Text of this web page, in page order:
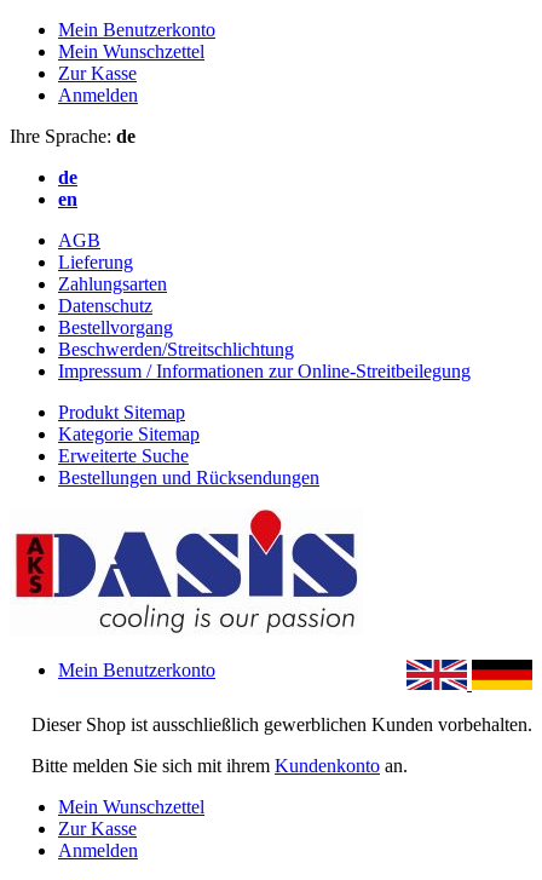
Mein Benutzerkonto
Mein Wunschzettel
Zur Kasse
Anmelden
Ihre Sprache: de
de
en
AGB
Lieferung
Zahlungsarten
Datenschutz
Bestellvorgang
Beschwerden/Streitschlichtung
Impressum / Informationen zur Online-Streitbeilegung
Produkt Sitemap
Kategorie Sitemap
Erweiterte Suche
Bestellungen und Rücksendungen
Dieser Shop ist ausschließlich gewerblichen Kunden vorbehalten.
Bitte melden Sie sich mit ihrem Kundenkonto an.
Mein Benutzerkonto
Mein Wunschzettel
Zur Kasse
Anmelden